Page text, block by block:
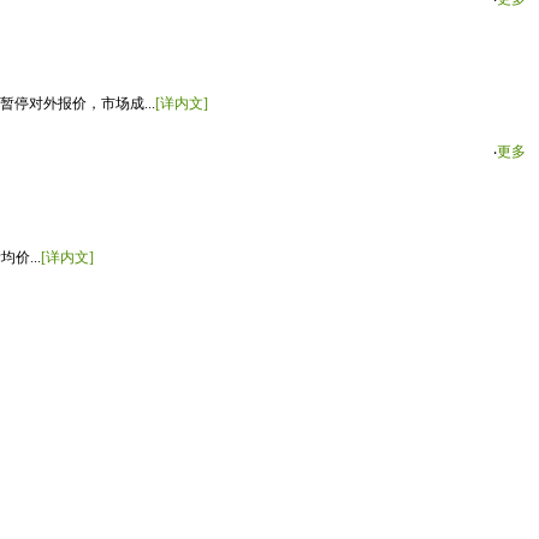
停对外报价，市场成...[详内文]
‧更多
价... [详内文]